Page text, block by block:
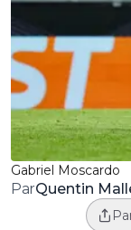
Gabriel Moscardo
ParQuentin